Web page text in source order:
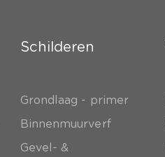
Schilderen
Grondlaag - primer
Binnenmuurverf
Gevel- &